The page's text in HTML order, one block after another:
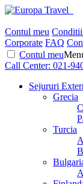
Contul meu Conditii
Corporate FAQ
Contul meu
Call Center: 021-
Sejururi
Grecia
Turcia